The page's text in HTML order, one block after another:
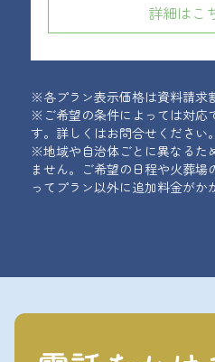
詳細はこ
※各プラン表示価格は資料請求
※ご希望の条件によっては対応
す。詳しくはお問合せください。
※地域や自治体ごとに異なるた
ません。ご希望の日程や火葬場
ってプラン以外に追加料金がか